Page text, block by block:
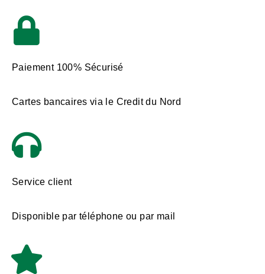
Paiement 100% Sécurisé
Cartes bancaires via le Credit du Nord
Service client
Disponible par téléphone ou par mail